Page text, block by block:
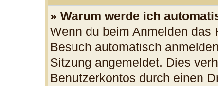
» Warum werde ich
Wenn du beim Anmelden das
Besuch automatisch
Sitzung angemeldet. Dies
Benutzerkontos durch einen